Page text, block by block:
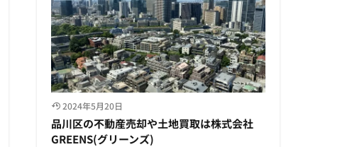
2024年5月20日
品川区の不動産売却や土地買取は株式会社
GREENS(グリーンズ)